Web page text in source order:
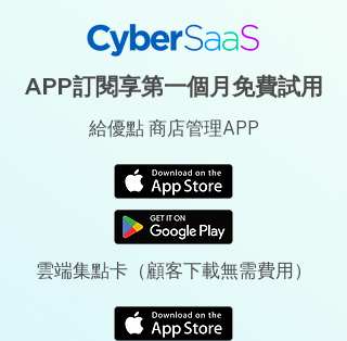
APP訂閱享第一個月免費試用
​給優點 商店管理APP
​雲端集點卡（顧客下載無需費用）